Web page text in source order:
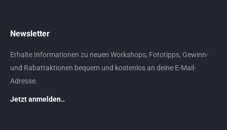
Newsletter
Erhalte Informationen zu neuen Workshops, Fototipps, Gewinn-
und Rabattaktionen bequem und kostenlos an deine E-Mail-
Adresse.
Jetzt anmelden..